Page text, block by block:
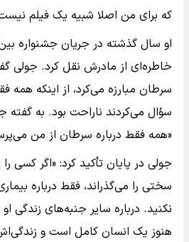
که برای من اصلا شبیه یک فیلم
او سال گذشته در جریان جشنواره
خاطره‌ای از مادرش نقل کرد. جولی
سرطان مبارزه می‌کرد، از اینکه همه
سؤال می‌کردند ناراحت بود. به
«همه فقط درباره سرطان از من
جولی در پایان تأکید کرد: «اگر کسی
سختی را می‌گذراند، فقط درباره
نکنید. درباره سایر جنبه‌های زندگی
هنوز یک انسان کامل است و